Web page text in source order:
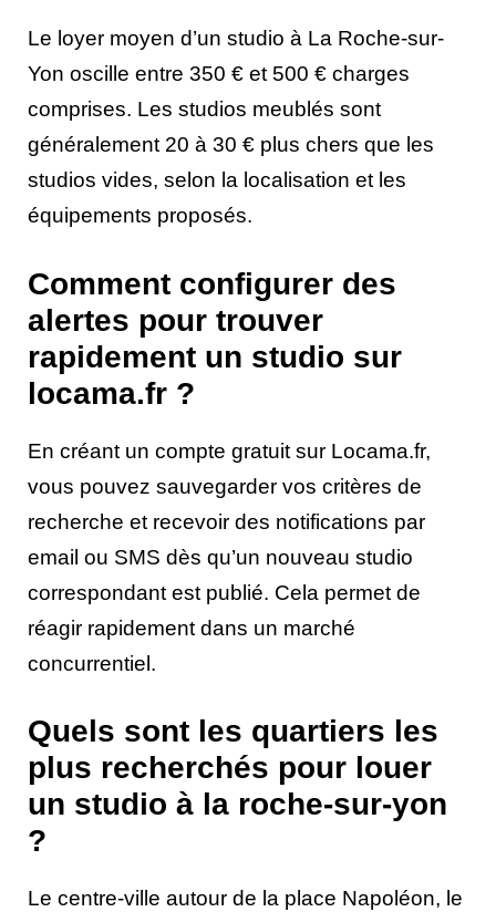
Le loyer moyen d’un studio à La Roche-sur-
Yon oscille entre 350 € et 500 € charges
comprises. Les studios meublés sont
généralement 20 à 30 € plus chers que les
studios vides, selon la localisation et les
équipements proposés.
Comment configurer des
alertes pour trouver
rapidement un studio sur
locama.fr ?
En créant un compte gratuit sur Locama.fr,
vous pouvez sauvegarder vos critères de
recherche et recevoir des notifications par
email ou SMS dès qu’un nouveau studio
correspondant est publié. Cela permet de
réagir rapidement dans un marché
concurrentiel.
Quels sont les quartiers les
plus recherchés pour louer
un studio à la roche-sur-yon
?
Le centre-ville autour de la place Napoléon, le